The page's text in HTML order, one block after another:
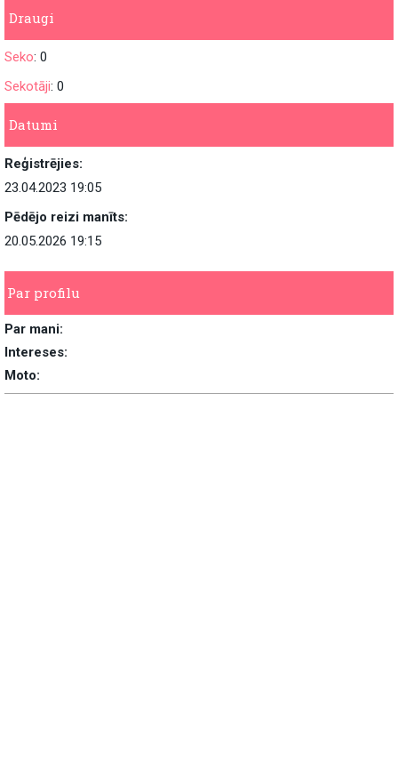
Draugi
Seko: 0
Sekotāji: 0
Datumi
Reģistrējies:
23.04.2023 19:05
Pēdējo reizi manīts:
20.05.2026 19:15
Par profilu
Par mani:
Intereses:
Moto: